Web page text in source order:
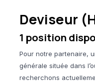
Deviseur
1 position
Pour notre partenaire,
générale située dans
recherchons